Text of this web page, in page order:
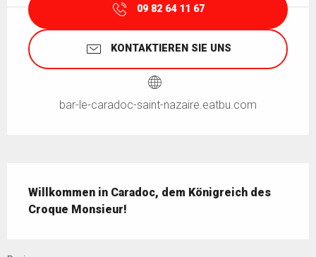
09 82 64 11 67
KONTAKTIEREN SIE UNS
bar-le-caradoc-saint-nazaire.eatbu.com
Willkommen in Caradoc, dem Königreich des
Croque Monsieur!